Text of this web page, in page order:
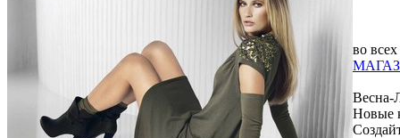
во всех
Весна-
Новые